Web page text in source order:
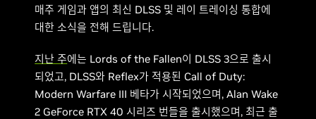
매주 게임과 앱의 최신 DLSS 및 레이 트레이싱 통합에
대한 소식을 전해 드립니다.
지난 주에는 Lords of the Fallen이 DLSS 3으로 출시
되었고, DLSS와 Reflex가 적용된 Call of Duty:
Modern Warfare III 베타가 시작되었으며, Alan Wake
2 GeForce RTX 40 시리즈 번들을 출시했으며, 최근 출